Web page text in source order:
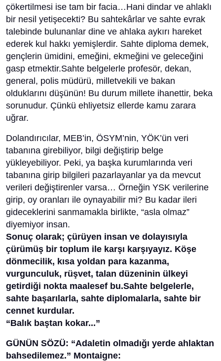
çökertilmesi ise tam bir facia…Hani dindar ve ahlaklı
bir nesil yetişecekti? Bu sahtekârlar ve sahte evrak
talebinde bulunanlar dine ve ahlaka aykırı hareket
ederek kul hakkı yemişlerdir. Sahte diploma demek,
gençlerin ümidini, emeğini, ekmeğini ve geleceğini
gasp etmektir.Sahte belgelerle profesör, dekan,
general, polis müdürü, milletvekili ve bakan
olduklarını düşünün! Bu durum millete ihanettir, beka
sorunudur. Çünkü ehliyetsiz ellerde kamu zarara
uğrar.
Dolandırıcılar, MEB’in, ÖSYM’nin, YÖK’ün veri
tabanına girebiliyor, bilgi değiştirip belge
yükleyebiliyor. Peki, ya başka kurumlarında veri
tabanına girip bilgileri pazarlayanlar ya da mevcut
verileri değiştirenler varsa… Örneğin YSK verilerine
girip, oy oranları ile oynayabilir mi? Bu kadar ileri
gideceklerini sanmamakla birlikte, “asla olmaz”
diyemiyor insan.
Sonuç olarak; çürüyen insan ve dolayısıyla
çürümüş bir toplum ile karşı karşıyayız. Köşe
dönmecilik, kısa yoldan para kazanma,
vurgunculuk, rüşvet, talan düzeninin ülkeyi
getirdiği nokta maalesef bu.Sahte belgelerle,
sahte başarılarla, sahte diplomalarla, sahte bir
cennet kurdular.
“Balık baştan kokar...”
GÜNÜN SÖZÜ: “Adaletin olmadığı yerde ahlaktan
bahsedilemez.” Montaigne: